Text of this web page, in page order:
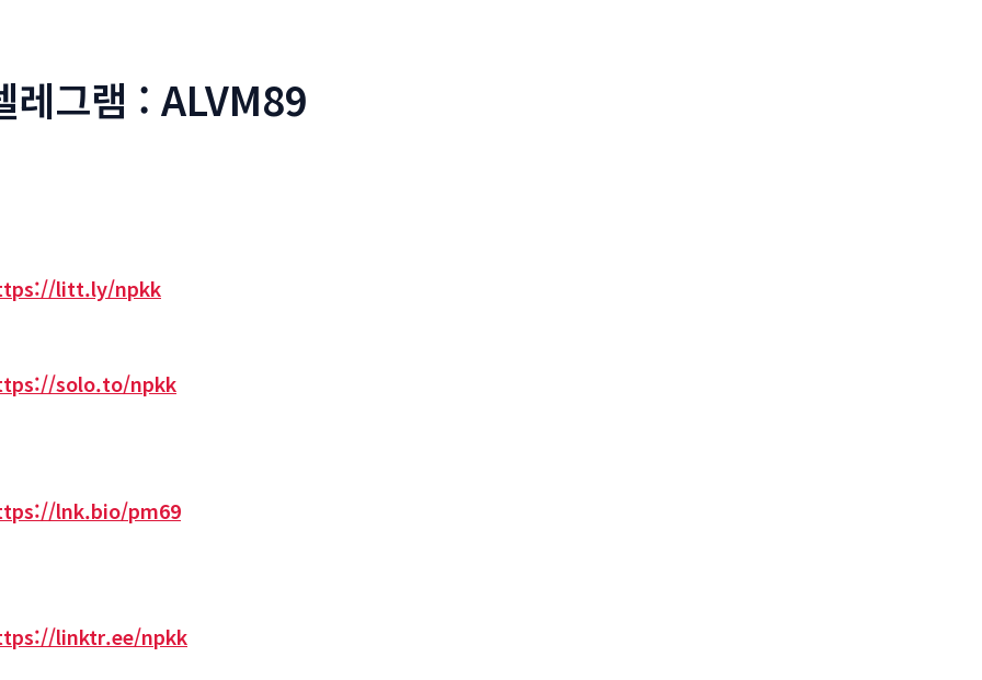
레그램 : ALVM89
litt.ly/npkk
solo.to/npkk
lnk.bio/pm69
linktr.ee/npkk